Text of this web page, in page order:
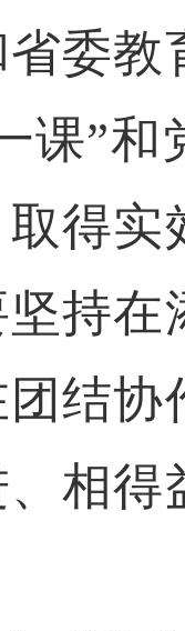
委教
课”
得实
持在
结协
相得